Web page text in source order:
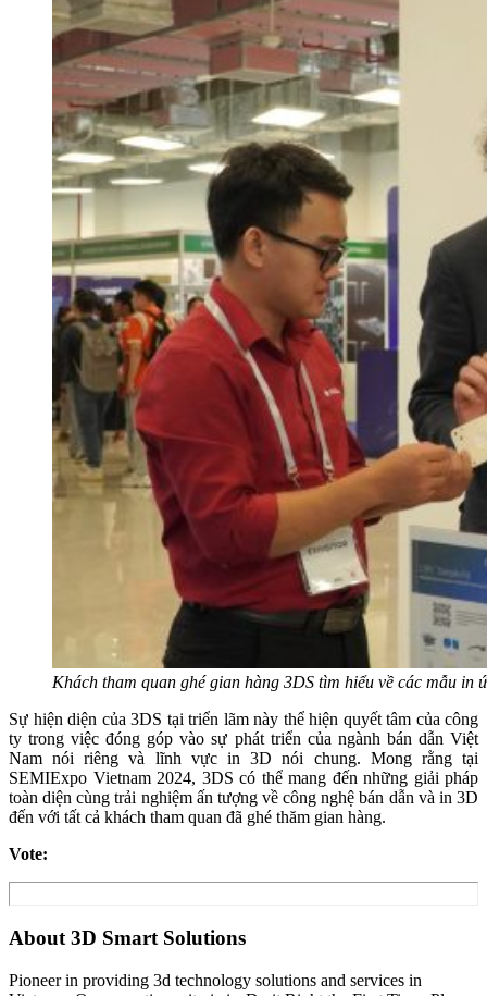
Khách tham quan ghé gian hàng 3DS tìm hiểu về các mẫu in
Sự hiện diện của 3DS tại triển lãm này thể hiện quyết tâm của công
ty trong việc đóng góp vào sự phát triển của ngành bán dẫn Việt
Nam nói riêng và lĩnh vực in 3D nói chung. Mong rằng tại
SEMIExpo Vietnam 2024, 3DS có thể mang đến những giải pháp
toàn diện cùng trải nghiệm ấn tượng về công nghệ bán dẫn và in 3D
đến với tất cả khách tham quan đã ghé thăm gian hàng.
Vote:
About 3D Smart Solutions
Pioneer in providing 3d technology solutions and services in